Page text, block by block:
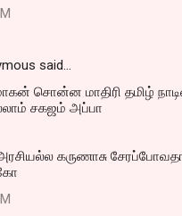
said…
சொன்ன மாதிரி தமிழ்
சகஜம் அப்பா
கருணாசு